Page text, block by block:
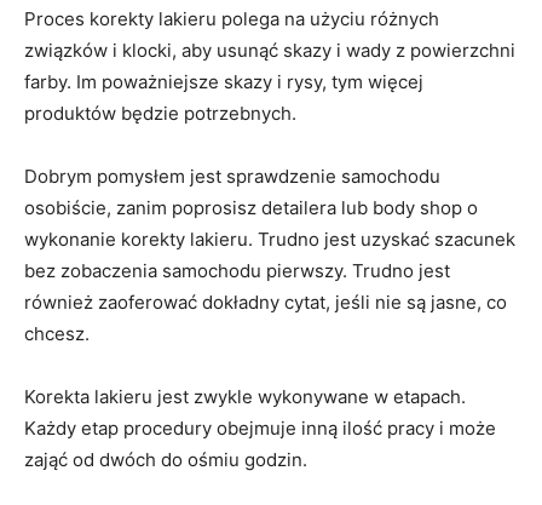
Proces korekty lakieru polega na użyciu różnych
związków i klocki, aby usunąć skazy i wady z powierzchni
farby. Im poważniejsze skazy i rysy, tym więcej
produktów będzie potrzebnych.
Dobrym pomysłem jest sprawdzenie samochodu
osobiście, zanim poprosisz detailera lub body shop o
wykonanie korekty lakieru. Trudno jest uzyskać szacunek
bez zobaczenia samochodu pierwszy. Trudno jest
również zaoferować dokładny cytat, jeśli nie są jasne, co
chcesz.
Korekta lakieru jest zwykle wykonywane w etapach.
Każdy etap procedury obejmuje inną ilość pracy i może
zająć od dwóch do ośmiu godzin.